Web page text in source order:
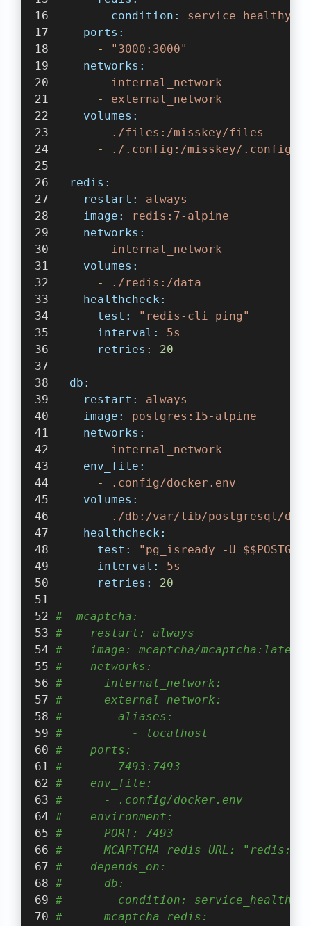
condition:
service_healthy
ports:
-
"3000:3000"
networks:
-
internal_network
-
external_network
volumes:
-
./files:/misskey/files
-
./.config:/misskey/
redis:
restart:
always
image:
redis:7-alpine
networks:
-
internal_network
volumes:
-
./redis:/data
healthcheck:
test:
"redis-cli ping"
interval:
5s
retries:
20
db:
restart:
always
image:
postgres:15-alpine
networks:
-
internal_network
env_file:
-
.config/docker.env
volumes:
-
./db:/var/lib/postgresql/
healthcheck:
test:
"pg_isready -U
interval:
5s
retries:
20
#  mcaptcha:
#    restart: always
#    image: mcaptcha/mcaptcha:latest
#    networks:
#      internal_network:
#      external_network:
#        aliases:
#          - localhost
#    ports:
#      - 7493:7493
#    env_file:
#      - .config/docker.env
#    environment:
#      PORT: 7493
#      MCAPTCHA_redis_URL: "redis://
#    depends_on:
#      db:
#        condition: service_healthy
#      mcaptcha_redis: